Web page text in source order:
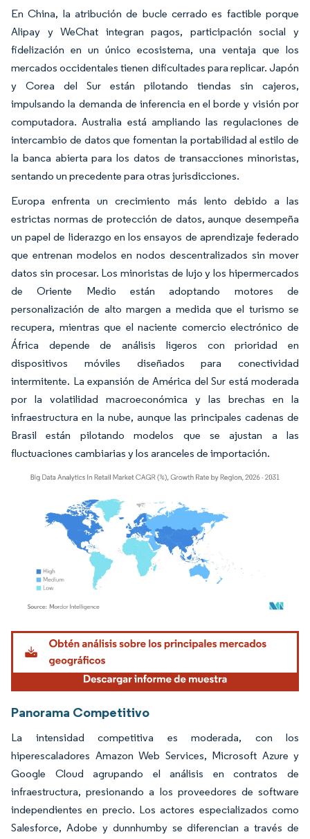
En China, la atribución de bucle cerrado es factible porque
Alipay y WeChat integran pagos, participación social y
fidelización en un único ecosistema, una ventaja que los
mercados occidentales tienen dificultades para replicar. Japón
y Corea del Sur están pilotando tiendas sin cajeros,
impulsando la demanda de inferencia en el borde y visión por
computadora. Australia está ampliando las regulaciones de
intercambio de datos que fomentan la portabilidad al estilo de
la banca abierta para los datos de transacciones minoristas,
sentando un precedente para otras jurisdicciones.
Europa enfrenta un crecimiento más lento debido a las
estrictas normas de protección de datos, aunque desempeña
un papel de liderazgo en los ensayos de aprendizaje federado
que entrenan modelos en nodos descentralizados sin mover
datos sin procesar. Los minoristas de lujo y los hipermercados
de Oriente Medio están adoptando motores de
personalización de alto margen a medida que el turismo se
recupera, mientras que el naciente comercio electrónico de
África depende de análisis ligeros con prioridad en
dispositivos móviles diseñados para conectividad
intermitente. La expansión de América del Sur está moderada
por la volatilidad macroeconómica y las brechas en la
infraestructura en la nube, aunque las principales cadenas de
Brasil están pilotando modelos que se ajustan a las
fluctuaciones cambiarias y los aranceles de importación.
Imagen © Mordor Intelligence. El uso requiere atribución según CC BY 4.0.
Panorama Competitivo
La intensidad competitiva es moderada, con los
hiperescaladores Amazon Web Services, Microsoft Azure y
Google Cloud agrupando el análisis en contratos de
infraestructura, presionando a los proveedores de software
independientes en precio. Los actores especializados como
Salesforce, Adobe y dunnhumby se diferencian a través de